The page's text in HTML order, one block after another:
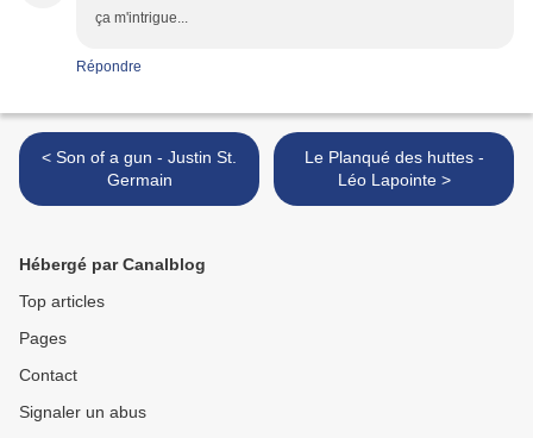
ça m'intrigue...
Répondre
< Son of a gun - Justin St.
Germain
Le Planqué des huttes -
Léo Lapointe >
Hébergé par Canalblog
Top articles
Pages
Contact
Signaler un abus